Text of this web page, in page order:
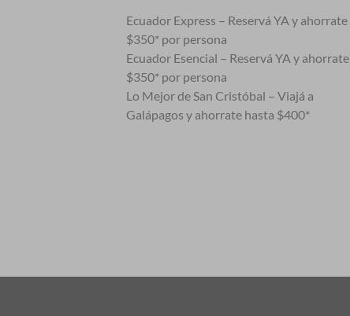
Ecuador Express – Reservá YA y ahorrate
$350* por persona
Ecuador Esencial – Reservá YA y ahorrate
$350* por persona
Lo Mejor de San Cristóbal – Viajá a
Galápagos y ahorrate hasta $400*